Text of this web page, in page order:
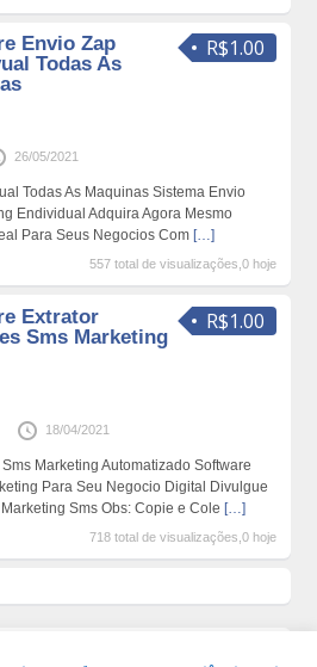
R$1.00
Envio Zap
Todas As
26/05/2021
Todas As Maquinas Sistema Envio
Endividual Adquira Agora Mesmo
Para Seus Negocios Com […]
557 total de visualizações,0 hoje
R$1.00
Extrator
Sms Marketing
18/04/2021
Marketing Automatizado Software
Para Seu Negocio Digital Divulgue
Sms Obs: Copie e Cole […]
718 total de visualizações,0 hoje